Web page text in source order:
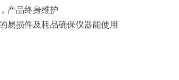
产品终身维护
易损件及耗品确保仪器能使用